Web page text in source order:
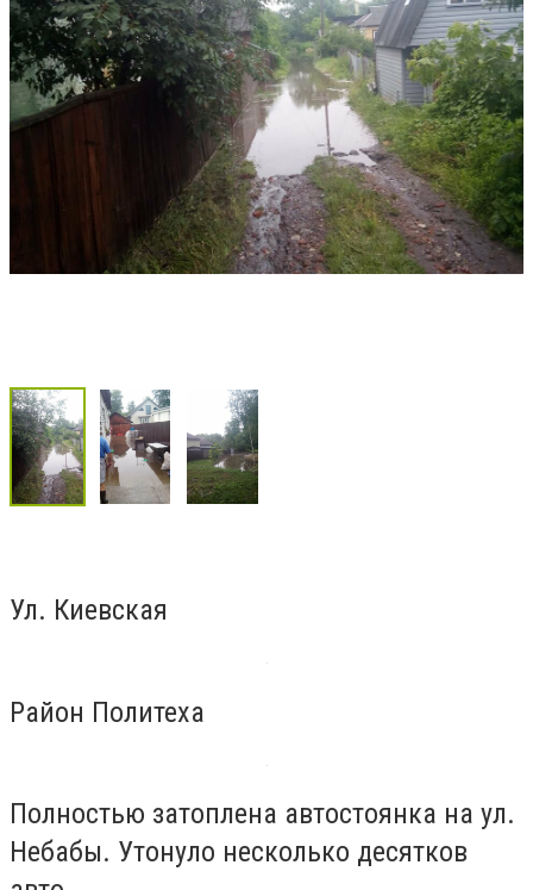
Ул. Киевская
Район Политеха
Полностью затоплена автостоянка на ул.
Небабы. Утонуло несколько десятков